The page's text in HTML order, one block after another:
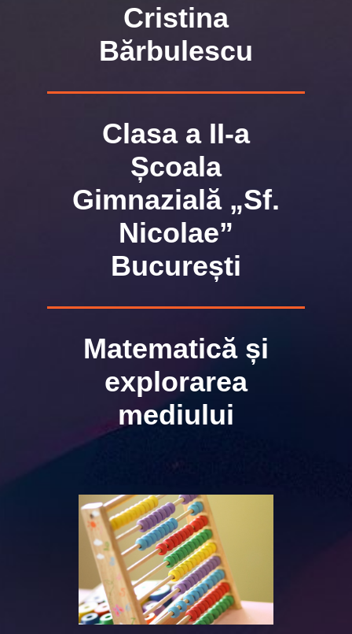
Cristina
Bărbulescu
Clasa a II-a
Școala
Gimnazială „Sf.
Nicolae”
București
Matematică și
explorarea
mediului